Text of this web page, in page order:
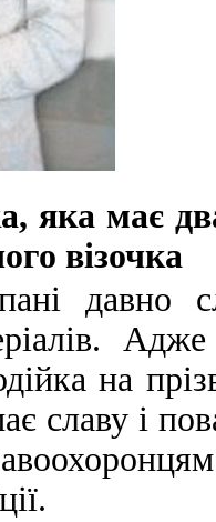
яка має
візочка
давно
на
славу і